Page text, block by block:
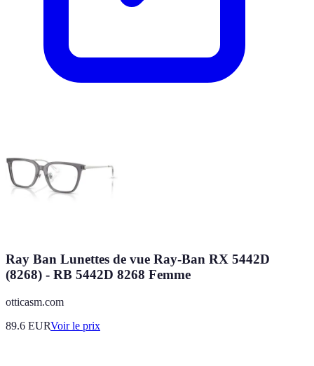
Ray Ban Lunettes de vue Ray-Ban RX 5442D
(8268) - RB 5442D 8268 Femme
otticasm.com
89.6 EURVoir le prix